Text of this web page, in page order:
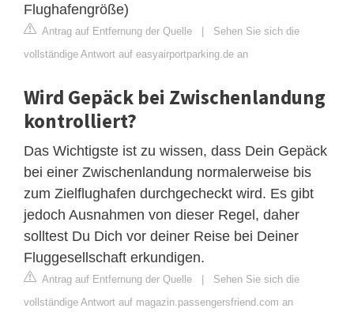
Flughafengröße)
Antrag auf Entfernung der Quelle | Sehen Sie sich die
vollständige Antwort auf easyairportparking.de an
Wird Gepäck bei Zwischenlandung
kontrolliert?
Das Wichtigste ist zu wissen, dass Dein Gepäck
bei einer Zwischenlandung normalerweise bis
zum Zielflughafen durchgecheckt wird. Es gibt
jedoch Ausnahmen von dieser Regel, daher
solltest Du Dich vor deiner Reise bei Deiner
Fluggesellschaft erkundigen.
Antrag auf Entfernung der Quelle | Sehen Sie sich die
vollständige Antwort auf magazin.passengersfriend.com an